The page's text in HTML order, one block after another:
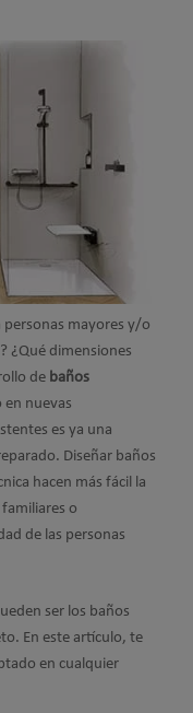
personas mayores y/o
¿Qué dimensiones
de baños
nuevas
es ya una
Diseñar baños
hacen más fácil la
familiares o
de las personas
ser los baños
En este artículo, te
en cualquier